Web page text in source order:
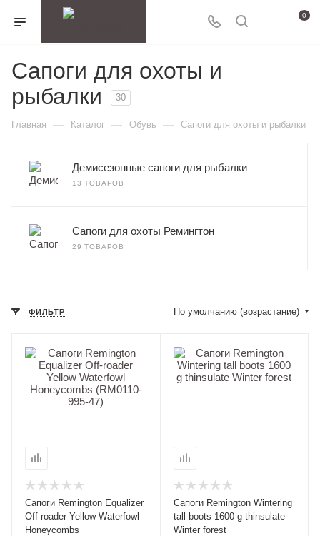
0
Сапоги для охоты и
рыбалки
30
Главная — Каталог — Обувь — Сапоги для охоты и рыбалки
Демисезонные сапоги для рыбалки
13 ТОВАРОВ
Сапоги для охоты Ремингтон
29 ТОВАРОВ
ФИЛЬТР По умолчанию (возрастание)
Сапоги Remington Equalizer
Off-roader Yellow Waterfowl
Honeycombs
Сапоги Remington Wintering
tall boots 1600 g thinsulate
Winter forest